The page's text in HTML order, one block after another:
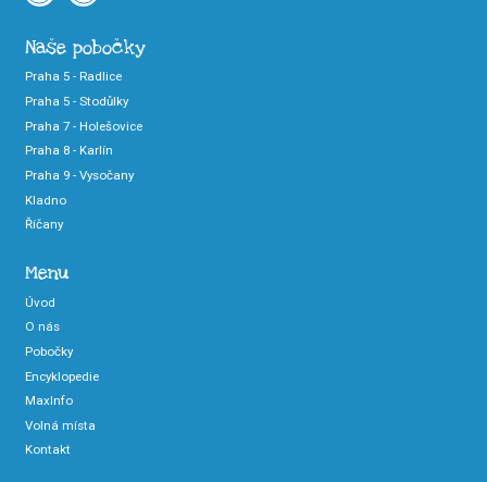
Naše pobočky
Praha 5 - Radlice
Praha 5 - Stodůlky
Praha 7 - Holešovice
Praha 8 - Karlín
Praha 9 - Vysočany
Kladno
Říčany
Menu
Úvod
O nás
Pobočky
Encyklopedie
MaxInfo
Volná místa
Kontakt